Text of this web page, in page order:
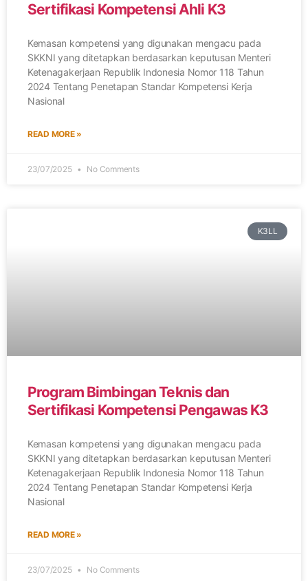
Sertifikasi Kompetensi Ahli K3
Kemasan kompetensi yang digunakan mengacu pada
SKKNI yang ditetapkan berdasarkan keputusan Menteri
Ketenagakerjaan Republik Indonesia Nomor 118 Tahun
2024 Tentang Penetapan Standar Kompetensi Kerja
Nasional
READ MORE »
23/07/2025 No Comments
K3LL
Program Bimbingan Teknis dan
Sertifikasi Kompetensi Pengawas K3
Kemasan kompetensi yang digunakan mengacu pada
SKKNI yang ditetapkan berdasarkan keputusan Menteri
Ketenagakerjaan Republik Indonesia Nomor 118 Tahun
2024 Tentang Penetapan Standar Kompetensi Kerja
Nasional
READ MORE »
23/07/2025 No Comments